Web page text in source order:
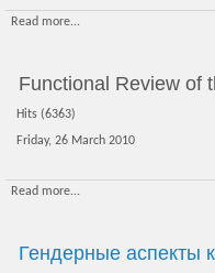
Read more...
Functional Review of
Hits (6363)
Friday, 26 March 2010
Read more...
Гендерные аспекты